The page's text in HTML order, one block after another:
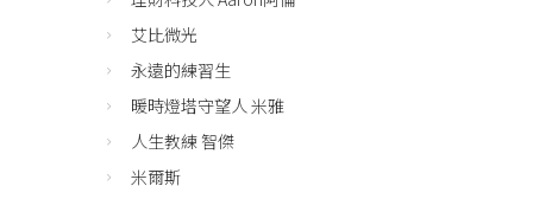
艾比微光
永遠的練習生
暖時燈塔守望人 米雅
人生教練 智傑
米爾斯